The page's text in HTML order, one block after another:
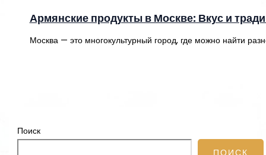
Армянские продукты в Москве: Вкус и
Москва — это многокультурный город, где можно найти
Поиск